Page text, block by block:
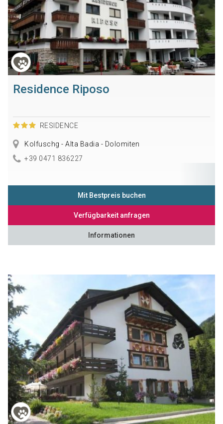
Residence Riposo
RESIDENCE
Kolfuschg - Alta Badia - Dolomiten
+39 0471 836227
Mit Bestpreis buchen
Verfügbarkeit anfragen
Informationen